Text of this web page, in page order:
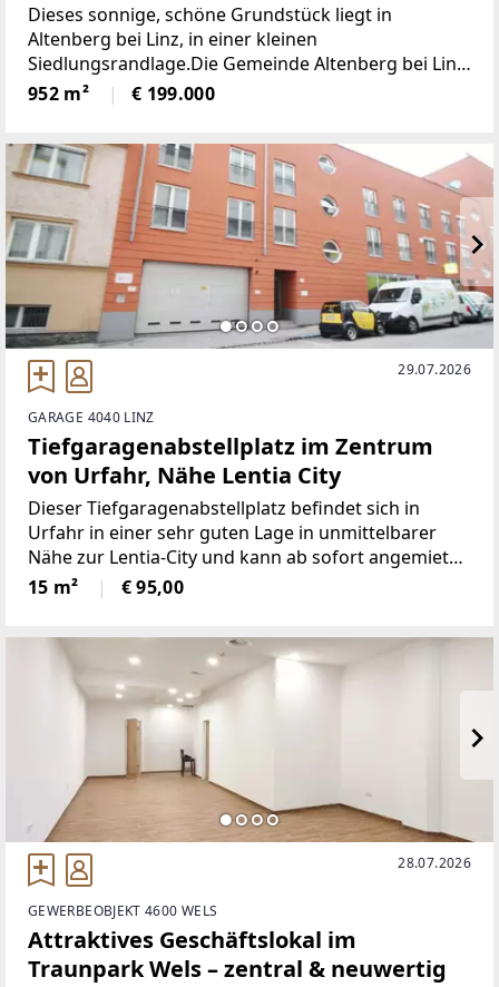
Dieses sonnige, schöne Grundstück liegt in
Altenberg bei Linz, in einer kleinen
Siedlungsrandlage.Die Gemeinde Altenberg bei Linz
bietet eine gute Infrastruktur. Im Ort befinden sich
eine Volksschule, eine Mittelschule sowie ein
952 m² € 199.000
29.07.2026
GARAGE 4040 LINZ
Tiefgaragenabstellplatz im Zentrum
von Urfahr, Nähe Lentia City
Dieser Tiefgaragenabstellplatz befindet sich in
Urfahr in einer sehr guten Lage in unmittelbarer
Nähe zur Lentia-City und kann ab sofort angemietet
werden. Dabei handelt es sich um den linken
Stellplatz eines für 2 Autos vorgesehenen
15 m² € 95,00
28.07.2026
GEWERBEOBJEKT 4600 WELS
Attraktives Geschäftslokal im
Traunpark Wels – zentral & neuwertig